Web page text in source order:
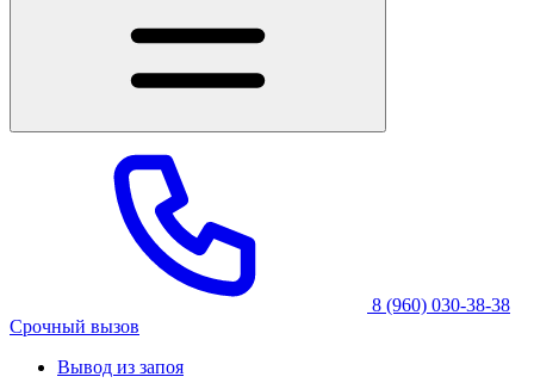
8 (960) 030-38-38
Срочный вызов
Вывод из запоя